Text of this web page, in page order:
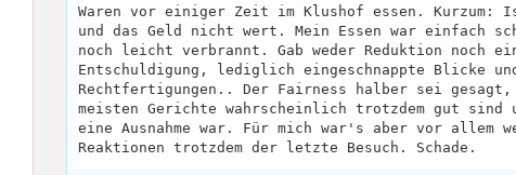
Waren vor einiger Zeit im Klushof essen. Kurzum:
und das Geld nicht wert. Mein Essen war einfach
noch leicht verbrannt. Gab weder Reduktion noch
Entschuldigung, lediglich eingeschnappte Blicke
Rechtfertigungen.. Der Fairness halber sei gesagt,
meisten Gerichte wahrscheinlich trotzdem gut sind
eine Ausnahme war. Für mich war's aber vor allem
Reaktionen trotzdem der letzte Besuch. Schade.